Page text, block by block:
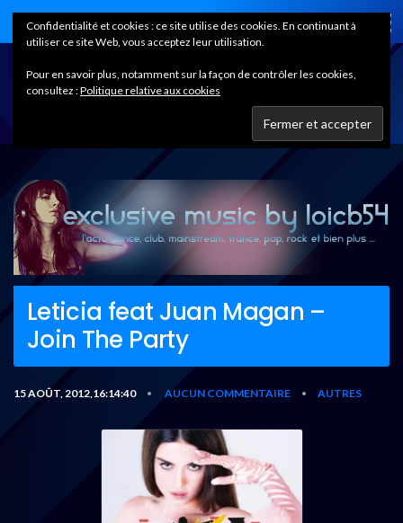
Home
Leticia feat Juan Magan –
Join The Party
15 AOÛT, 2012,16:14:40 • AUCUN COMMENTAIRE • AUTRES
Confidentialité et cookies : ce site utilise des cookies. En continuant à
utiliser ce site Web, vous acceptez leur utilisation.
Pour en savoir plus, notamment sur la façon de contrôler les cookies,
consultez :Politique relative aux cookies